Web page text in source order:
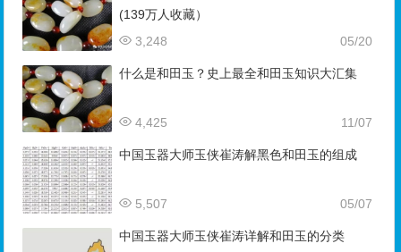
(139万人收藏）
05/20
3,248
什么是和田玉？史上最全和田玉知识大汇集
11/07
4,425
中国玉器大师玉侠崔涛解黑色和田玉的组成
05/07
5,507
中国玉器大师玉侠崔涛详解和田玉的分类